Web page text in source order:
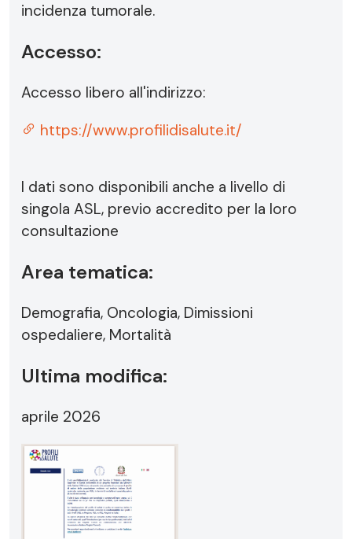
incidenza tumorale.
Accesso:
Accesso libero all'indirizzo:
https://www.profilidisalute.it/
I dati sono disponibili anche a livello di
singola ASL, previo accredito per la loro
consultazione
Area tematica:
Demografia, Oncologia, Dimissioni
ospedaliere, Mortalità
Ultima modifica:
aprile 2026